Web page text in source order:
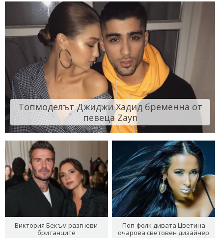
Топмоделът Джиджи Хадид бременна от
певеца Zayn
Виктория Бекъм разгневи
британците
Поп-фолк дивата Цветина
очарова световен дизайнер